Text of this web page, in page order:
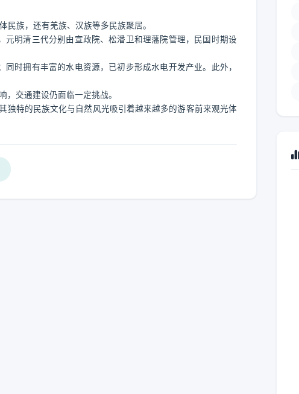
族，还有羌族、汉族等多民族聚居。
明清三代分别由宣政院、松潘卫和理藩院管理，民国时期设
时拥有丰富的水电资源，已初步形成水电开发产业。此外，
交通建设仍面临一定挑战。
独特的民族文化与自然风光吸引着越来越多的游客前来观光体